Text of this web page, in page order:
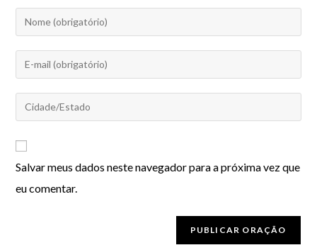
Salvar meus dados neste navegador para a próxima vez que
eu comentar.